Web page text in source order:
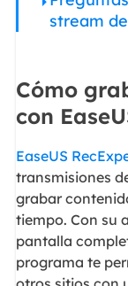
stream
Cómo
con
EaseUS
transmisiones
grabar
tiempo. Con su
pantalla
programa te